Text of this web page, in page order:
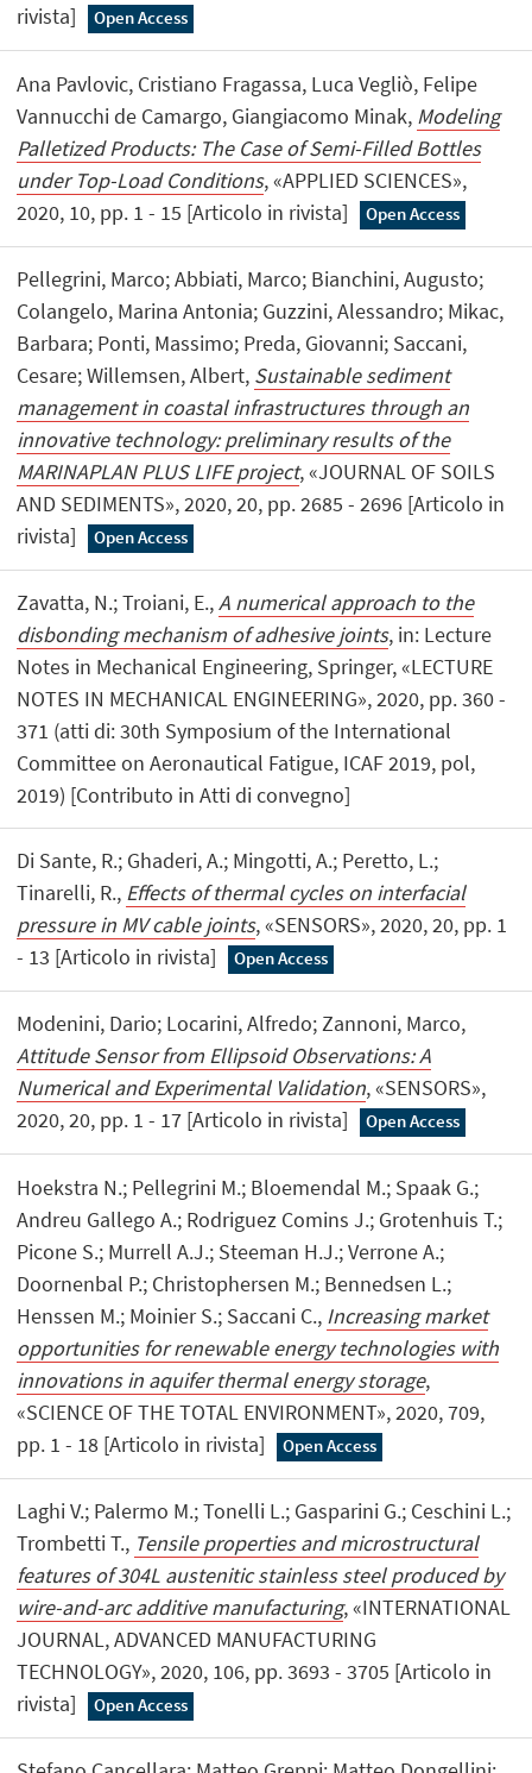
rivista]
Open Access
Ana Pavlovic, Cristiano Fragassa, Luca Vegliò, Felipe
Vannucchi de Camargo, Giangiacomo Minak, Modeling
Palletized Products: The Case of Semi-Filled Bottles
under Top-Load Conditions, «APPLIED SCIENCES»,
2020, 10, pp. 1 - 15 [Articolo in rivista]
Open Access
Pellegrini, Marco; Abbiati, Marco; Bianchini, Augusto;
Colangelo, Marina Antonia; Guzzini, Alessandro; Mikac,
Barbara; Ponti, Massimo; Preda, Giovanni; Saccani,
Cesare; Willemsen, Albert, Sustainable sediment
management in coastal infrastructures through an
innovative technology: preliminary results of the
MARINAPLAN PLUS LIFE project, «JOURNAL OF SOILS
AND SEDIMENTS», 2020, 20, pp. 2685 - 2696 [Articolo in
rivista]
Open Access
Zavatta, N.; Troiani, E.,A numerical approach to the
disbonding mechanism of adhesive joints, in: Lecture
Notes in Mechanical Engineering, Springer, «LECTURE
NOTES IN MECHANICAL ENGINEERING», 2020, pp. 360 -
371 (atti di: 30th Symposium of the International
Committee on Aeronautical Fatigue, ICAF 2019, pol,
2019) [Contributo in Atti di convegno]
Di Sante, R.; Ghaderi, A.; Mingotti, A.; Peretto, L.;
Tinarelli, R., Effects of thermal cycles on interfacial
pressure in MV cable joints, «SENSORS», 2020, 20, pp. 1
- 13 [Articolo in rivista]
Open Access
Modenini, Dario; Locarini, Alfredo; Zannoni, Marco,
Attitude Sensor from Ellipsoid Observations: A
Numerical and Experimental Validation, «SENSORS»,
2020, 20, pp. 1 - 17 [Articolo in rivista]
Open Access
Hoekstra N.; Pellegrini M.; Bloemendal M.; Spaak G.;
Andreu Gallego A.; Rodriguez Comins J.; Grotenhuis T.;
Picone S.; Murrell A.J.; Steeman H.J.; Verrone A.;
Doornenbal P.; Christophersen M.; Bennedsen L.;
Henssen M.; Moinier S.; Saccani C., Increasing market
opportunities for renewable energy technologies with
innovations in aquifer thermal energy storage,
«SCIENCE OF THE TOTAL ENVIRONMENT», 2020, 709,
pp. 1 - 18 [Articolo in rivista]
Open Access
Laghi V.; Palermo M.; Tonelli L.; Gasparini G.; Ceschini L.;
Trombetti T., Tensile properties and microstructural
features of 304L austenitic stainless steel produced by
wire-and-arc additive manufacturing, «INTERNATIONAL
JOURNAL, ADVANCED MANUFACTURING
TECHNOLOGY», 2020, 106, pp. 3693 - 3705 [Articolo in
rivista]
Open Access